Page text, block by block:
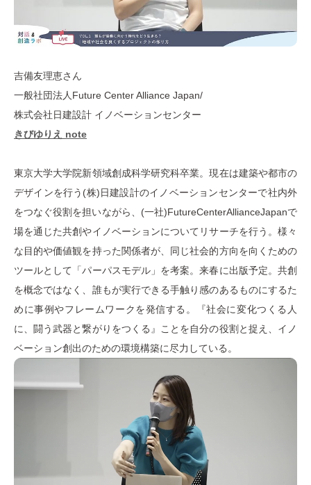
吉備友理恵さん
一般社団法人Future Center Alliance Japan/
株式会社日建設計 イノベーションセンター
きびゆりえ note
東京大学大学院新領域創成科学研究科卒業。現在は建築や都市の
デザインを行う(株)日建設計のイノベーションセンターで社内外
をつなぐ役割を担いながら、(一社)FutureCenterAllianceJapanで
場を通じた共創やイノベーションについてリサーチを行う。様々
な目的や価値観を持った関係者が、同じ社会的方向を向くための
ツールとして「パーパスモデル」を考案。来春に出版予定。共創
を概念ではなく、誰もが実行できる手触り感のあるものにするた
めに事例やフレームワークを発信する。『社会に変化つくる人
に、闘う武器と繋がりをつくる』ことを自分の役割と捉え、イノ
ベーション創出のための環境構築に尽力している。